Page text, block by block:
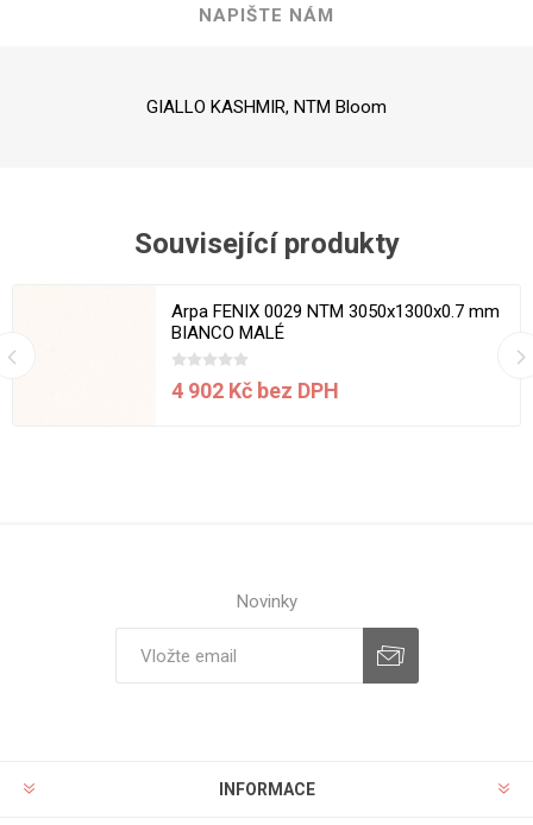
NAPIŠTE NÁM
GIALLO KASHMIR, NTM Bloom
Související produkty
Arpa FENIX 0029 NTM 3050x1300x0.7 mm
BIANCO MALÉ
4 902 Kč bez DPH
Novinky
INFORMACE